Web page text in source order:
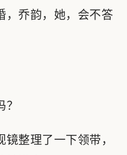
乔韵，她，会不答
整理了一下领带，